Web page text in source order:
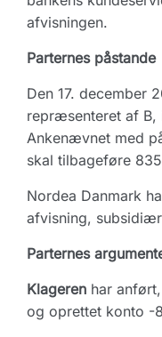
afvisningen.
Parternes påstande
Den 17. december
repræsenteret af
Ankenævnet med
skal tilbageføre
Nordea Danmark
afvisning,
Parternes
Klageren har
og oprettet konto -